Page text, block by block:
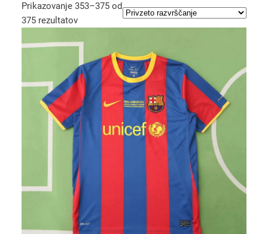
Prikazovanje 353–375 od
375 rezultatov